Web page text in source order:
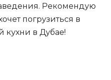
Рекомендую
погрузиться в
кухни в Дубае!